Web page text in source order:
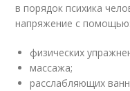
в порядок психика
напряжение с помощью:
физических
массажа;
расслабляющих